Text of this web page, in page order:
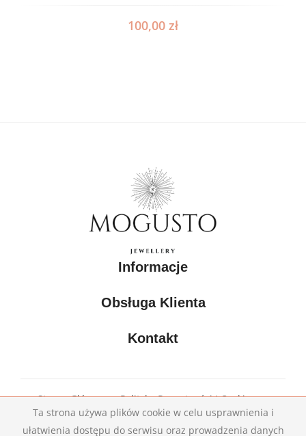
Ta strona używa plików cookie w celu usprawnienia i
ułatwienia dostępu do serwisu oraz prowadzenia danych
100,00 zł
Informacje
Obsługa Klienta
Kontakt
Strona Główna
Polityka Prywatności I Cookies
Kontakt